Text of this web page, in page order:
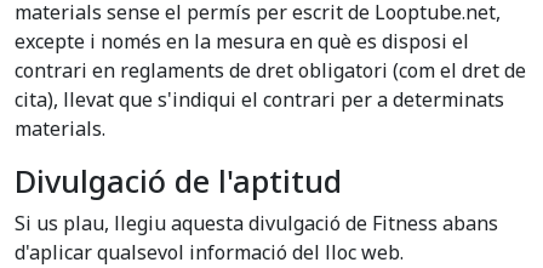
materials sense el permís per escrit de Looptube.net,
excepte i només en la mesura en què es disposi el
contrari en reglaments de dret obligatori (com el dret de
cita), llevat que s'indiqui el contrari per a determinats
materials.
Divulgació de l'aptitud
Si us plau, llegiu aquesta divulgació de Fitness abans
d'aplicar qualsevol informació del lloc web.